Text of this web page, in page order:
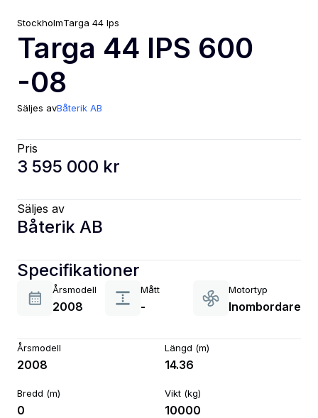
StockholmTarga 44 Ips
Targa 44 IPS 600
-08
Säljes avBåterik AB
Pris
3 595 000 kr
Säljes av
Båterik AB
Specifikationer
Årsmodell
2008
Mått
-
Motortyp
Inombordare
Årsmodell
2008
Längd (m)
14.36
Bredd (m)
0
Vikt (kg)
10000